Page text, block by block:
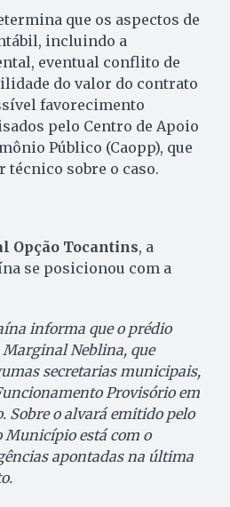
que os aspectos de
incluindo a
eventual conflito de
do valor do contrato
favorecimento
pelo Centro de Apoio
Público (Caopp), que
técnico sobre o caso.
Opção Tocantins, a
se posicionou com a
informa que o prédio
Neblina, que
secretarias municipais,
Provisório em
Sobre o alvará emitido pelo
Município está com o
apontadas na última